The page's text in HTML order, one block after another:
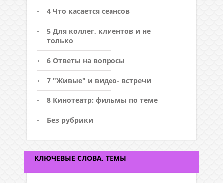
4 Что касается сеансов
5 Для коллег, клиентов и не
только
6 Ответы на вопросы
7 "Живые" и видео- встречи
8 Кинотеатр: фильмы по теме
Без рубрики
КЛЮЧЕВЫЕ СЛОВА, ТЕМЫ